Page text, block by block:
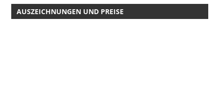
AUSZEICHNUNGEN UND PREISE